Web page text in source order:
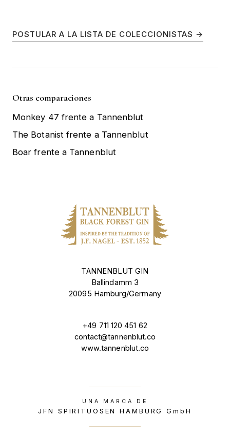
POSTULAR A LA LISTA DE COLECCIONISTAS →
Otras comparaciones
Monkey 47 frente a Tannenblut
The Botanist frente a Tannenblut
Boar frente a Tannenblut
TANNENBLUT GIN
Ballindamm 3
20095 Hamburg/Germany
+49 711 120 451 62
contact@tannenblut.co
www.tannenblut.co
UNA MARCA DE
JFN SPIRITUOSEN HAMBURG GmbH